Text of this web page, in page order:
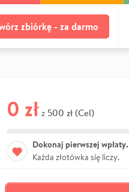
zbiórkę - za darmo
0 zł z 500 zł (Cel)
Dokonaj pierwszej wpłaty.
Każda złotówka się liczy.